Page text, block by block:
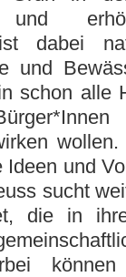
und
dabei
und
schon alle
und
sucht
die in